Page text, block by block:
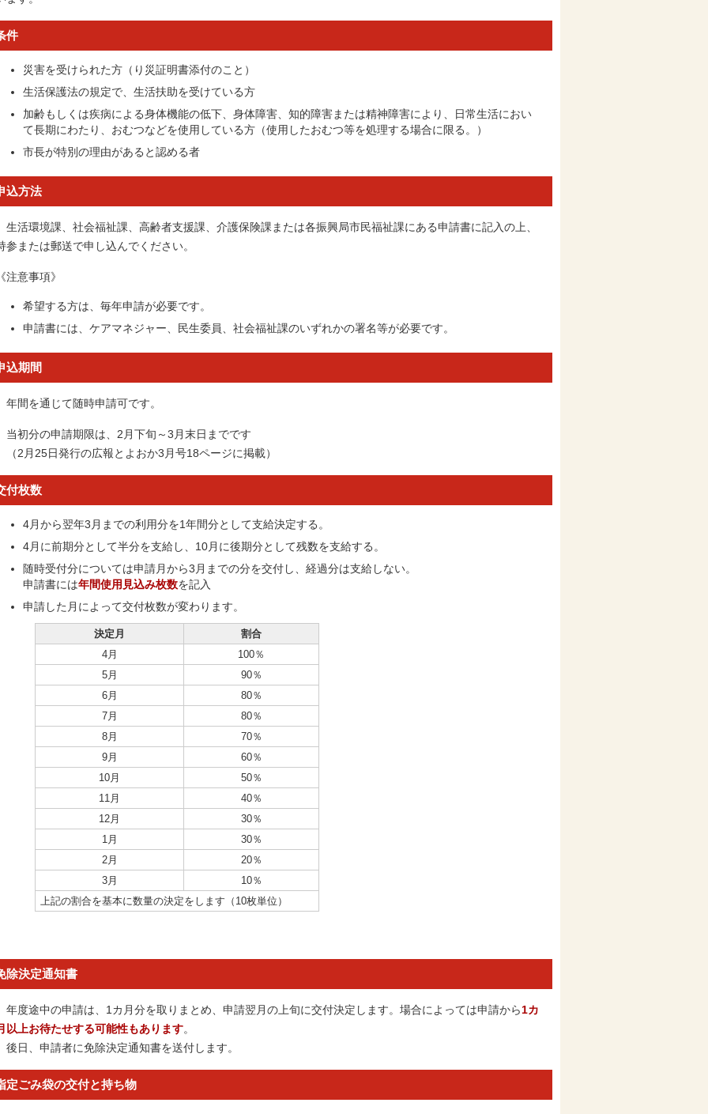
件
災害を受けられた方（り災証明書添付のこと）
生活保護法の規定で、生活扶助を受けている方
加齢もしくは疾病による身体機能の低下、身体障害、知的障害または精神障害により、日常生活におい
て長期にわたり、おむつなどを使用している方（使用したおむつ等を処理する場合に限る。）
市長が特別の理由があると認める者
込方法
活環境課、社会福祉課、高齢者支援課、介護保険課または各振興局市民福祉課にある申請書に記入の上、
参または郵送で申し込んでください。
注意事項》
希望する方は、毎年申請が必要です。
申請書には、ケアマネジャー、民生委員、社会福祉課のいずれかの署名等が必要です。
込期間
間を通じて随時申請可です。
初分の申請期限は、2月下旬～3月末日までです
2月25日発行の広報とよおか3月号18ページに掲載）
付枚数
4月から翌年3月までの利用分を1年間分として支給決定する。
4月に前期分として半分を支給し、10月に後期分として残数を支給する。
随時受付分については申請月から3月までの分を交付し、経過分は支給しない。
申請書には年間使用見込み枚数を記入
申請した月によって交付枚数が変わります。
決定月
割合
4月
100％
5月
90％
6月
80％
7月
80％
8月
70％
9月
60％
10月
50％
11月
40％
12月
30％
1月
30％
2月
20％
3月
10％
上記の割合を基本に数量の決定をします（10枚単位）
除決定通知書
度途中の申請は、1カ月分を取りまとめ、申請翌月の上旬に交付決定します。場合によっては申請から1カ
以上お待たせする可能性もあります。
日、申請者に免除決定通知書を送付します。
定ごみ袋の交付と持ち物